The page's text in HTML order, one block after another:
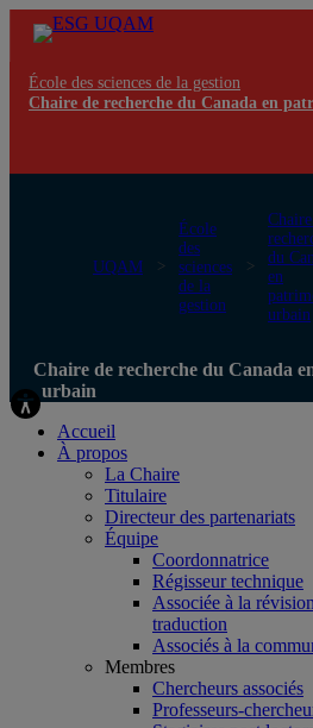
École des sciences de la gestion
Chaire de recherche du Canada en
UQAM
École
des
sciences
de la
gestion
du
en
urbain
Chaire de recherche du Canada
urbain
Accueil
À propos
La Chaire
Titulaire
Directeur des partenariats
Équipe
Coordonnatrice
Régisseur technique
Associée à la
traduction
Associés à la
Membres
Chercheurs associés
Professeurs-